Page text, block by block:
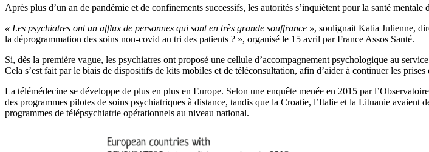
Après plus d’un an de pandémie et de confinements successifs, les autorités s’inquiètent pour la santé mentale
« Les psychiatres ont un afflux de personnes qui sont en très grande souffrance », soulignait Katia Julienne,
la déprogrammation des soins non-covid au tri des patients ? », organisé le 15 avril par France Assos Santé.
Si, dès la première vague, les psychiatres ont proposé une cellule d’accompagnement psychologique au
Cela s’est fait par le biais de dispositifs de kits mobiles et de téléconsultation, afin d’aider à continuer les
La télémédecine se développe de plus en plus en Europe. Selon une enquête menée en 2015 par
des programmes pilotes de soins psychiatriques à distance, tandis que la Croatie, l’Italie et la Lituanie
programmes de télépsychiatrie opérationnels au niveau national.